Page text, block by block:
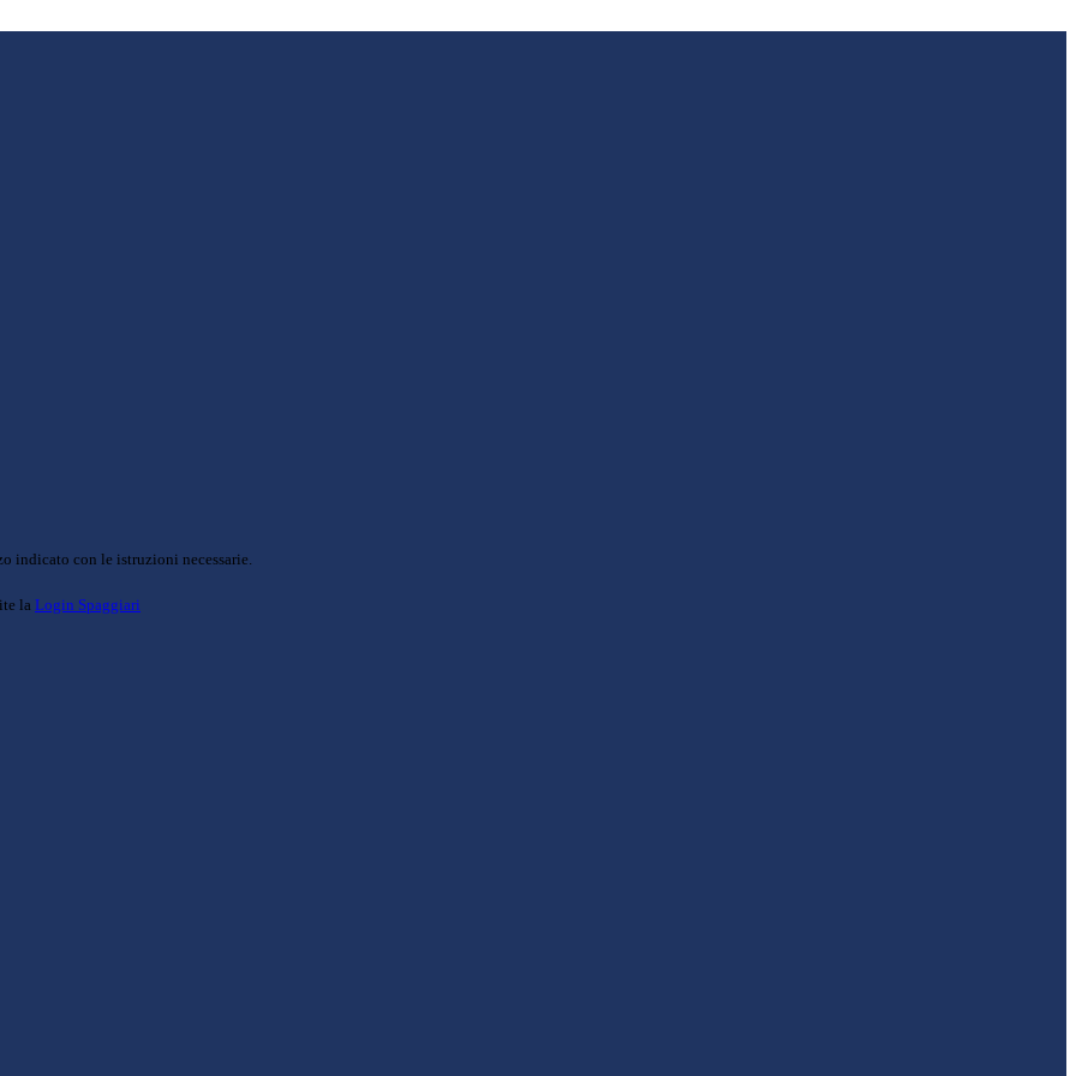
indicato con le istruzioni necessarie.
la Login Spaggiari